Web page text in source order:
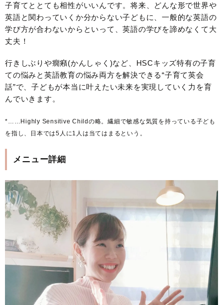
子育てととても相性がいいんです。将来、どんな形で世界や
英語と関わっていくか分からない子どもに、一般的な英語の
学び方が合わないからといって、英語の学びを諦めなくて大
丈夫！
行きしぶりや癇癪(かんしゃく)など、HSCキッズ特有の子育
ての悩みと英語教育の悩み両方を解決できる“子育て英会
話”で、子どもが本当に叶えたい未来を実現していく力を育
んでいきます。
*……Highly Sensitive Childの略。繊細で敏感な気質を持っている子ども
を指し、日本では5人に1人は当てはまるという。
メニュー詳細